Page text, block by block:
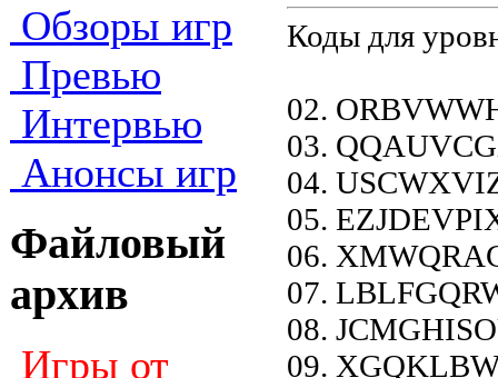
Обзоры игр
Превью
Интервью
Анонсы игр
Файловый
архив
Игры от
Коды для
02.
03.
04.
05.
06.
07.
08.
09.